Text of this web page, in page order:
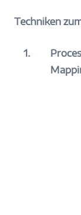
Techniken
1.